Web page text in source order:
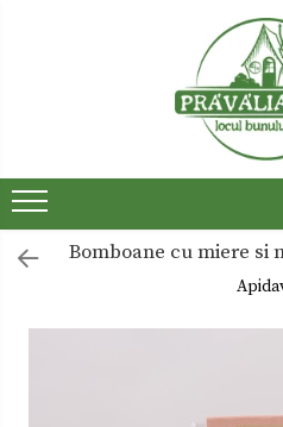
Dulceturi fara zahar
Dulciuri de casa
Bomboane cu miere si